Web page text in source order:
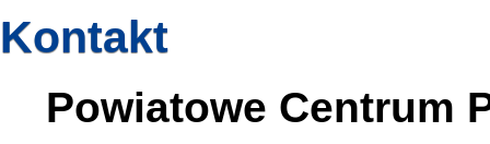
Kontakt
Powiatowe Centrum